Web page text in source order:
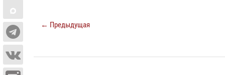
← Предыдущая